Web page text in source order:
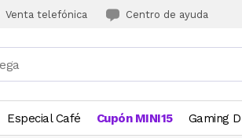
Venta telefónica Centro de ayuda
Especial Café Cupón MINI15 Gaming